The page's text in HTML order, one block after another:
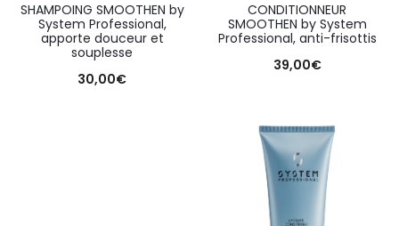
SHAMPOING SMOOTHEN by
System Professional,
apporte douceur et
souplesse
30,00€
CONDITIONNEUR
SMOOTHEN by System
Professional, anti-frisottis
39,00€